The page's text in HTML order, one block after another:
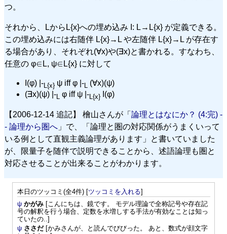
つ。
それから、LからL{x}への埋め込み I: L→L{x} が定義できる。
この埋め込みには右随伴 L{x}→L や左随伴 L{x}→L が存在す
る場合があり、それぞれ(∀x)や(∃x)と書かれる。すなわち、
任意の φ∈L, ψ∈L{x} に対して
I(φ) |-L{x} ψ iff φ |-L (∀x)(ψ)
(∃x)(ψ) |-L φ iff ψ |-L{x} I(φ)
【2006-12-14 追記】 檜山さんが「 論理とはなにか？ (4:完) -
- 論理から圏へ 」で、「論理と圏の対応関係がうまくいって
いる例として直観主義論理があります」と書いていました
が、限量子を随伴で説明できることから、述語論理も圏と
対応させることが出来ることがわかります。
本日のツッコミ(全4件) [ツッコミを入れる]
ψ かがみ[こんにちは、鏡です。 モデル理論で全称記号や存在記
号の解釈を行う場合、定数を水増しする手法が有効なことは知っ
ていたの..]
ψ ささだ[かみさんが、と読んでびびった。 あと、数式が顔文字